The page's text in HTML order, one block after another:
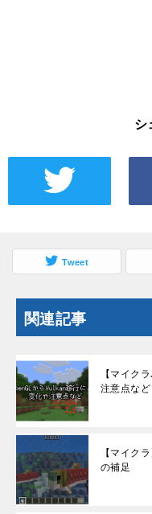
シ
Tweet
関連記事
【マイク
注意点など
【マイク
の補足